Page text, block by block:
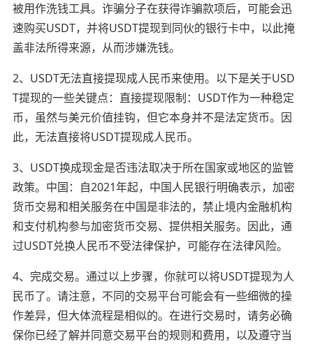
被用作洗钱工具。诈骗分子在获得诈骗款项后，可能会迅
速购买USDT，并将USDT提现到同伙的银行卡中，以此掩
盖非法所得来源，从而涉嫌洗钱。
2、USDT无法直接提现成人民币来使用。以下是关于USD
T提现的一些关键点：直接提现限制：USDT作为一种稳定
币，虽然与美元价值挂钩，但它本身并不是法定货币。因
此，无法直接将USDT提现成人民币。
3、USDT换成现金是否违法取决于所在国家或地区的监管
政策。中国：自2021年起，中国人民银行明确表示，加密
货币交易和相关服务在中国是非法的，禁止境内金融机构
和支付机构参与加密货币交易、提供相关服务。因此，通
过USDT兑换人民币不受法律保护，可能存在法律风险。
4、完成交易。通过以上步骤，你就可以将USDT提现为人
民币了。请注意，不同的交易平台可能会有一些细微的操
作差异，但大体流程是相似的。在进行交易时，请务必确
保你已经了解并同意交易平台的规则和费用，以及遵守当